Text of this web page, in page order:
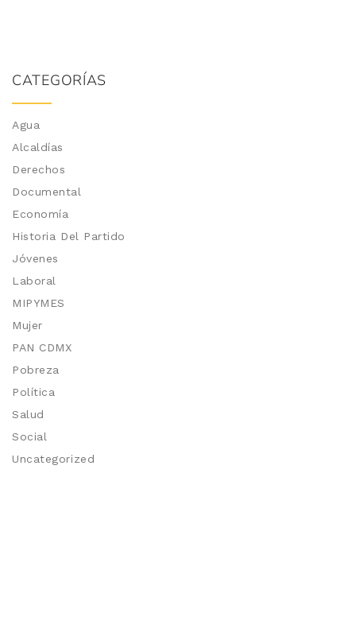
CATEGORÍAS
Agua
Alcaldías
Derechos
Documental
Economía
Historia Del Partido
Jóvenes
Laboral
MIPYMES
Mujer
PAN CDMX
Pobreza
Política
Salud
Social
Uncategorized